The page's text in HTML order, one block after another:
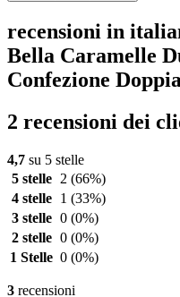
recensioni in
Bella Caramelle
Confezione Doppia
2 recensioni dei
4,7 su 5 stelle
5 stelle
2 (66%)
4 stelle
1 (33%)
3 stelle 0 (0%)
2 stelle 0 (0%)
1 Stelle 0 (0%)
3 recensioni